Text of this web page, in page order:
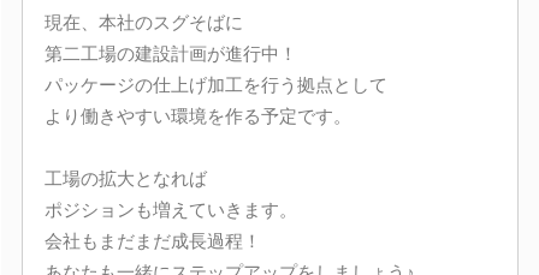
現在、本社のスグそばに
第二工場の建設計画が進行中！
パッケージの仕上げ加工を行う拠点として
より働きやすい環境を作る予定です。
工場の拡大となれば
ポジションも増えていきます。
会社もまだまだ成長過程！